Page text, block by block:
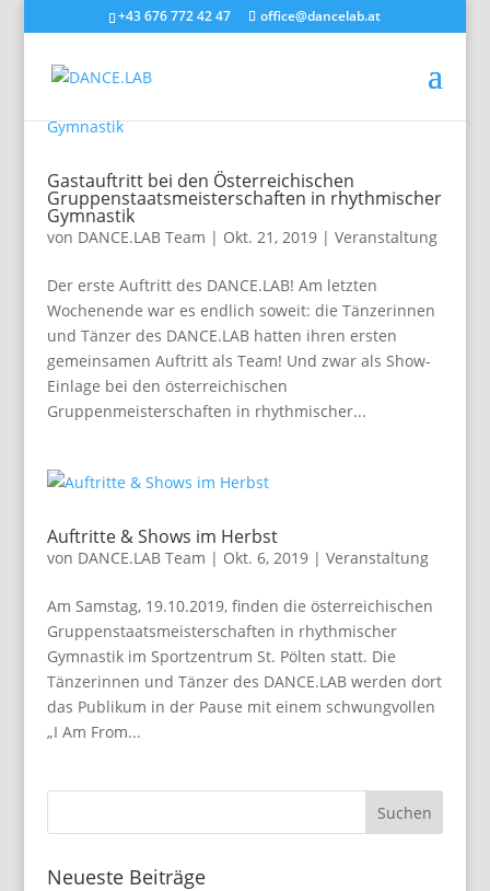
+43 676 772 42 47 office@dancelab.at
Gastauftritt bei den Österreichischen
Gruppenstaatsmeisterschaften in rhythmischer
Gymnastik
von DANCE.LAB Team | Okt. 21, 2019| Veranstaltung
Der erste Auftritt des DANCE.LAB! Am letzten
Wochenende war es endlich soweit: die Tänzerinnen
und Tänzer des DANCE.LAB hatten ihren ersten
gemeinsamen Auftritt als Team! Und zwar als Show-
Einlage bei den österreichischen
Gruppenmeisterschaften in rhythmischer...
Auftritte & Shows im Herbst
von DANCE.LAB Team | Okt. 6, 2019| Veranstaltung
Am Samstag, 19.10.2019, finden die österreichischen
Gruppenstaatsmeisterschaften in rhythmischer
Gymnastik im Sportzentrum St. Pölten statt. Die
Tänzerinnen und Tänzer des DANCE.LAB werden dort
das Publikum in der Pause mit einem schwungvollen
„I Am From...
Neueste Beiträge